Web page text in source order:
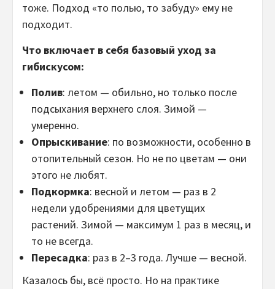
тоже. Подход «то полью, то забуду» ему не
подходит.
Что включает в себя базовый уход за
гибискусом:
Полив: летом — обильно, но только после
подсыхания верхнего слоя. Зимой —
умеренно.
Опрыскивание: по возможности, особенно в
отопительный сезон. Но не по цветам — они
этого не любят.
Подкормка: весной и летом — раз в 2
недели удобрениями для цветущих
растений. Зимой — максимум 1 раз в месяц, и
то не всегда.
Пересадка: раз в 2–3 года. Лучше — весной.
Казалось бы, всё просто. Но на практике